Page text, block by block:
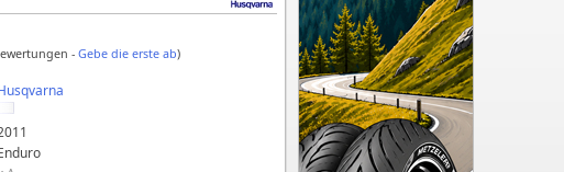
- Gebe die erste ab)